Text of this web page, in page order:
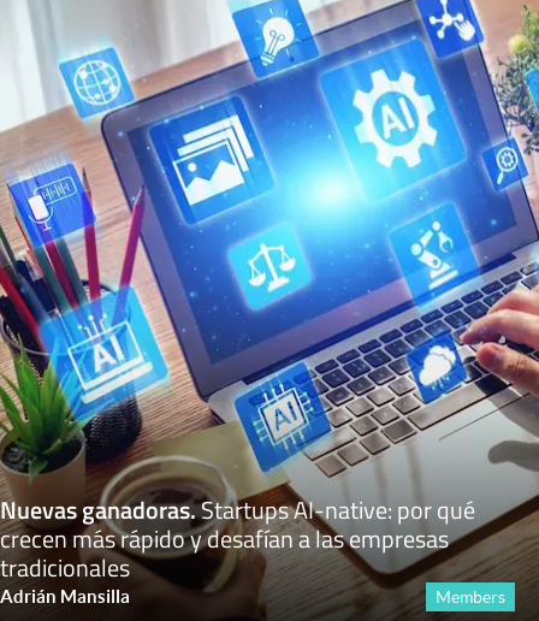
Nuevas ganadoras.Startups AI-native: por qué
crecen más rápido y desafían a las empresas
tradicionales
Adrián Mansilla Members